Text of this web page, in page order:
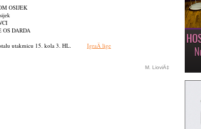
OSIJEK
OS DARDA
utakmicu 15. kola 3. HL. IgraÄ lige
M. LioviÄ‡